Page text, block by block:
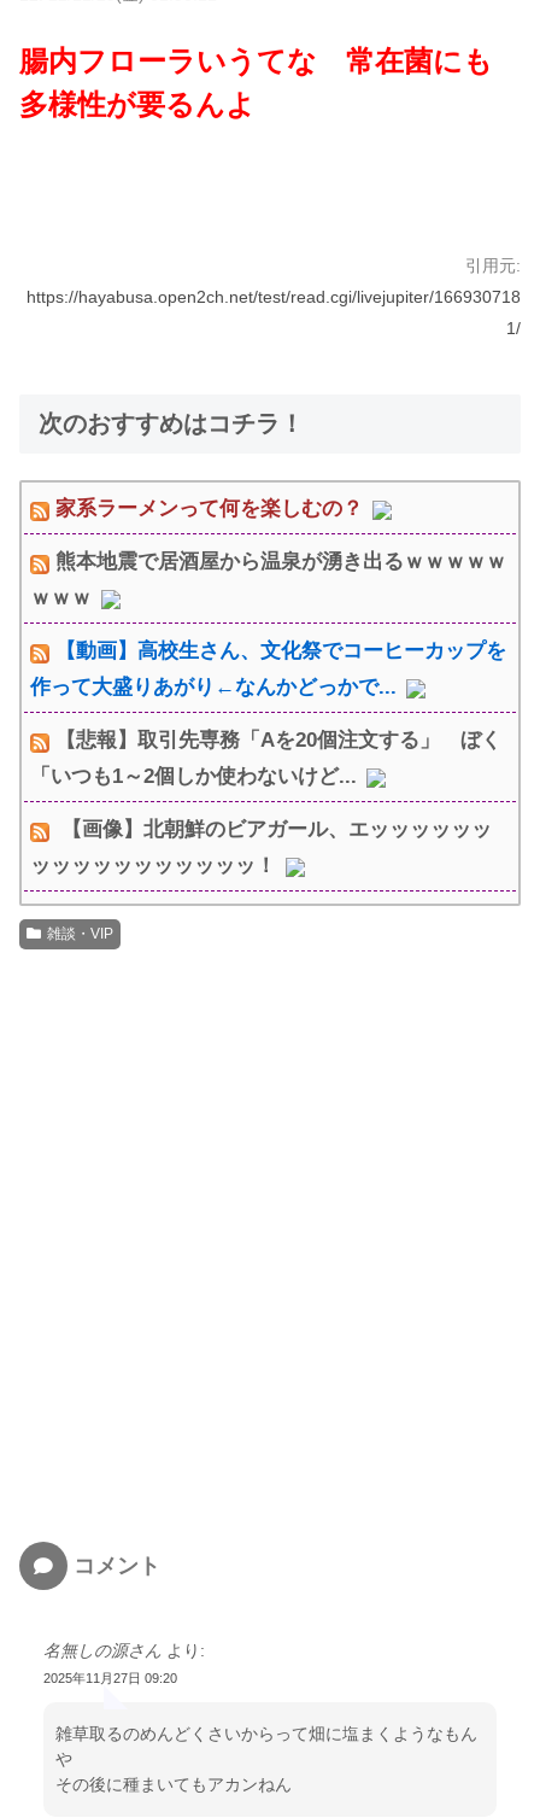
腸内フローラいうてな 常在菌にも
多様性が要るんよ
引用元:
https://hayabusa.open2ch.net/test/read.cgi/livejupiter/166930718
1/
次のおすすめはコチラ！
家系ラーメンって何を楽しむの？
熊本地震で居酒屋から温泉が湧き出るｗｗｗｗｗ
ｗｗｗ
【動画】高校生さん、文化祭でコーヒーカップを
作って大盛りあがり←なんかどっかで...
【悲報】取引先専務「Aを20個注文する」 ぼく
「いつも1～2個しか使わないけど...
【画像】北朝鮮のビアガール、エッッッッッッ
ッッッッッッッッッッッ！
雑談・VIP
コメント
名無しの源さん より:
2025年11月27日 09:20
雑草取るのめんどくさいからって畑に塩まくようなもん
や
その後に種まいてもアカンねん